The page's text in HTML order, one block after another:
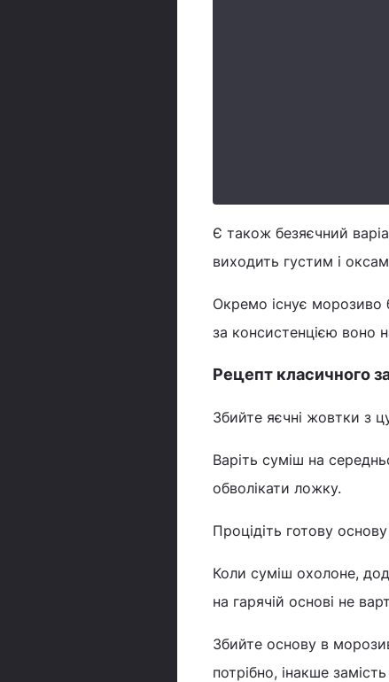
Є також безяєчний
виходить густим і
Окремо існує морозиво
за консистенцією воно
Рецепт класичного
Збийте яєчні жовтки з
Варіть суміш на
обволікати ложку.
Процідіть готову
Коли суміш охолоне,
на гарячій основі не
Збийте основу в
потрібно, інакше